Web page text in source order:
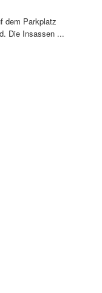
dem Parkplatz
Die Insassen ...